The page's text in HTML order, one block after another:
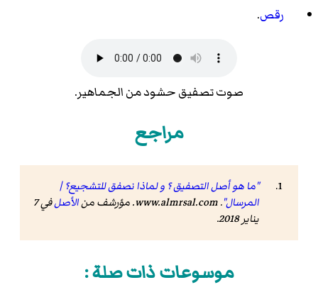
رقص.
صوت تصفيق حشود من الجماهير.
مراجع
"ما هو أصل التصفيق ؟ و لماذا نصفق للتشجيع؟ |
المرسال".
www.almrsal.com. مؤرشف منالأصل
في 7
يناير 2018
.
موسوعات ذات صلة :